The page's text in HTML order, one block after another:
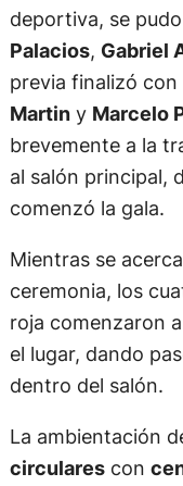
deportiva, se
Palacios, Gabriel
previa finalizó con
Martiny Marcelo
brevemente a la
al salón principal,
comenzó la gala.
Mientras se
ceremonia, los
roja comenzaron
el lugar, dando
dentro del salón.
La ambientación
circularescon